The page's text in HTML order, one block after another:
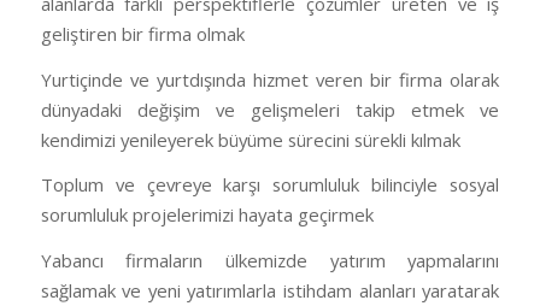
geliştiren bir firma olmak
Yurtiçinde ve yurtdışında hizmet veren bir firma olarak
dünyadaki değişim ve gelişmeleri takip etmek ve
kendimizi yenileyerek büyüme sürecini sürekli kılmak
Toplum ve çevreye karşı sorumluluk bilinciyle sosyal
sorumluluk projelerimizi hayata geçirmek
Yabancı firmaların ülkemizde yatırım yapmalarını
sağlamak ve yeni yatırımlarla istihdam alanları yaratarak